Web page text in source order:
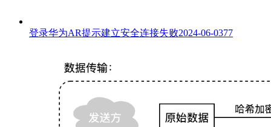
登录华为AR提示建立安全连接失败2024-06-0377